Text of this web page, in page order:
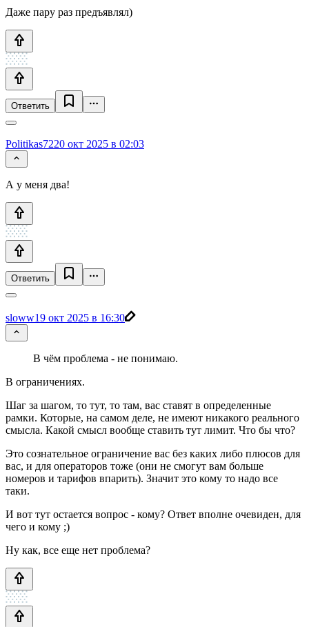
Даже пару раз предъявлял)
Ответить
Politikas7220 окт 2025 в 02:03
А у меня два!
Ответить
sloww19 окт 2025 в 16:30
В чём проблема - не понимаю.
В ограничениях.
Шаг за шагом, то тут, то там, вас ставят в определенные
рамки. Которые, на самом деле, не имеют никакого реального
смысла. Какой смысл вообще ставить тут лимит. Что бы что?
Это сознательное ограничение вас без каких либо плюсов для
вас, и для операторов тоже (они не смогут вам больше
номеров и тарифов впарить). Значит это кому то надо все
таки.
И вот тут остается вопрос - кому? Ответ вполне очевиден, для
чего и кому ;)
Ну как, все еще нет проблема?